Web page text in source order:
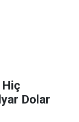
Hiç
Dolar